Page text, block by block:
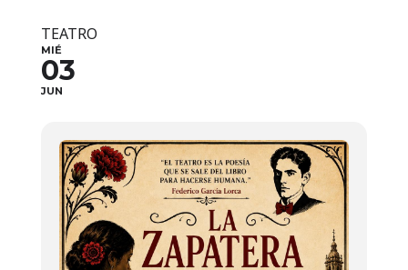
TEATRO
MIÉ
03
JUN